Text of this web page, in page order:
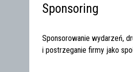
Sponsoring
Sponsorowanie wydarzeń,
i postrzeganie firmy jako